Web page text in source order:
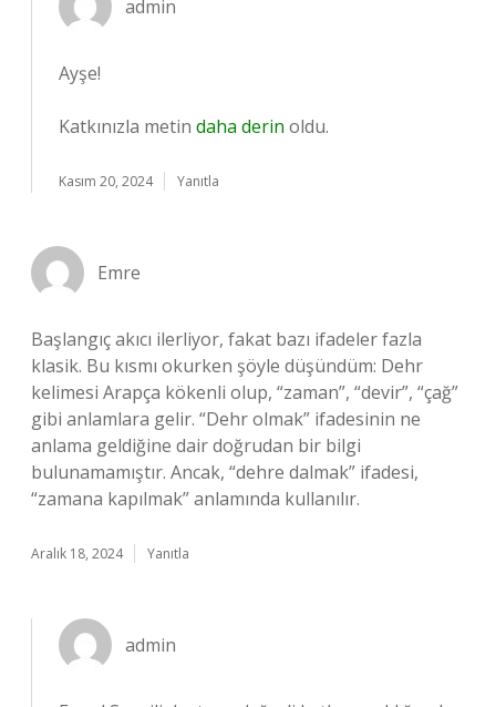
admin
Ayşe!
Katkınızla metin daha derin oldu.
Kasım 20, 2024 Yanıtla
Emre
Başlangıç akıcı ilerliyor, fakat bazı ifadeler fazla
klasik. Bu kısmı okurken şöyle düşündüm: Dehr
kelimesi Arapça kökenli olup, “zaman”, “devir”, “çağ”
gibi anlamlara gelir. “Dehr olmak” ifadesinin ne
anlama geldiğine dair doğrudan bir bilgi
bulunamamıştır. Ancak, “dehre dalmak” ifadesi,
“zamana kapılmak” anlamında kullanılır.
Aralık 18, 2024 Yanıtla
admin